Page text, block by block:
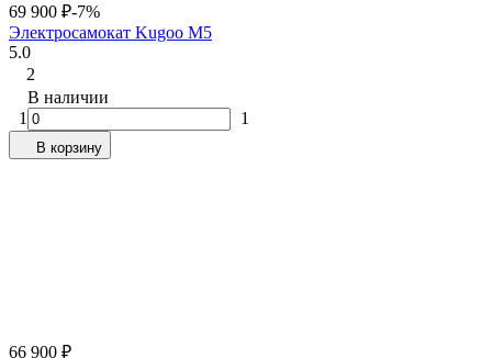
69 900 ₽-7%
Электросамокат Kugoo M5
5.0
2
В наличии
1
1
В корзину
66 900 ₽